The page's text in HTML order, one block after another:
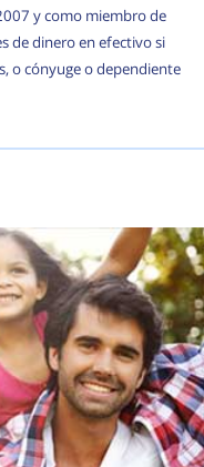
y como miembro de
de dinero en efectivo si
o cónyuge o dependiente